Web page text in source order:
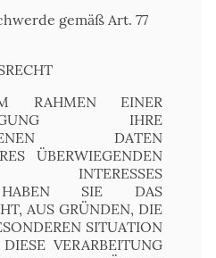
gemäß Art. 77
RAHMEN EINER
IHRE
DATEN
ÜBERWIEGENDEN
INTERESSES
HABEN SIE DAS
AUS GRÜNDEN, DIE
SITUATION
VERARBEITUNG